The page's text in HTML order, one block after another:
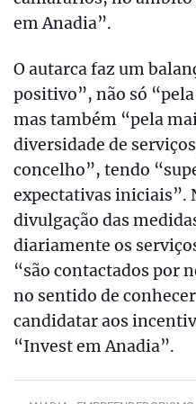
em Anadia”.
O autarca faz um
positivo”, não só
mas também “pela
diversidade de
concelho”, tendo
expectativas iniciais”.
divulgação das
diariamente os
“são contactados por
no sentido de
candidatar aos
“Invest em Anadia”.